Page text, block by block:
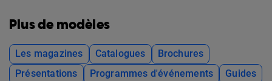
Plus de modèles
Les magazines Catalogues
Brochures
Présentations
Programmes d'événements
Guides